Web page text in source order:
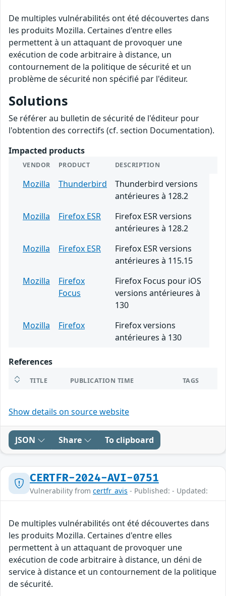
De multiples vulnérabilités ont été découvertes dans
les produits Mozilla. Certaines d'entre elles
permettent à un attaquant de provoquer une
exécution de code arbitraire à distance, un
contournement de la politique de sécurité et un
problème de sécurité non spécifié par l'éditeur.
Solutions
Se référer au bulletin de sécurité de l'éditeur pour
l'obtention des correctifs (cf. section Documentation).
Impacted products
VENDOR PRODUCT DESCRIPTION
Mozilla Thunderbird
Thunderbird versions
antérieures à 128.2
Mozilla
Firefox ESR
Firefox ESR versions
antérieures à 128.2
Mozilla
Firefox ESR
Firefox ESR versions
antérieures à 115.15
Mozilla
Firefox
Focus
Firefox Focus pour iOS
versions antérieures à
130
Mozilla
Firefox
Firefox versions
antérieures à 130
References
TITLE PUBLICATION TIME TAGS
Show details on source website
JSON Share To clipboard
CERTFR-2024-AVI-0751
Vulnerability from certfr_avis - Published: - Updated:
De multiples vulnérabilités ont été découvertes dans
les produits Mozilla. Certaines d'entre elles
permettent à un attaquant de provoquer une
exécution de code arbitraire à distance, un déni de
service à distance et un contournement de la politique
de sécurité.